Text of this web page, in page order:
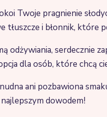
Twoje pragnienie
tłuszcze i błonnik,
odżywiania, serdecznie
dla osób, które chcą
ani pozbawiona
dowodem!